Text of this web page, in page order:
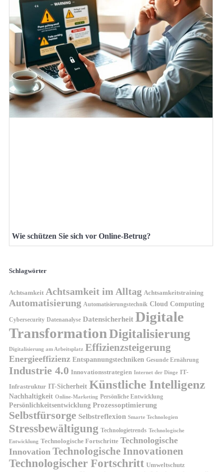
Wie schützen Sie sich vor Online-Betrug?
Schlagwörter
Achtsamkeit Achtsamkeit im Alltag Achtsamkeitstraining
Automatisierung Automatisierungstechnik Cloud Computing
Cybersecurity Datenanalyse Datensicherheit Digitale
TransformationDigitalisierung
Digitalisierung am Arbeitsplatz Effizienzsteigerung
Energieeffizienz Entspannungstechniken Gesunde Ernährung
Industrie 4.0 Innovationsstrategien Internet der Dinge IT-
Infrastruktur IT-Sicherheit Künstliche Intelligenz
Nachhaltigkeit Online-Marketing Persönliche Entwicklung
Persönlichkeitsentwicklung Prozessoptimierung
Selbstfürsorge Selbstreflexion Smarte Technologien
Stressbewältigung Technologietrends Technologische
Entwicklung Technologische Fortschritte Technologische
Innovation Technologische Innovationen
Technologischer Fortschritt Umweltschutz